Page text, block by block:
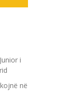
i
në